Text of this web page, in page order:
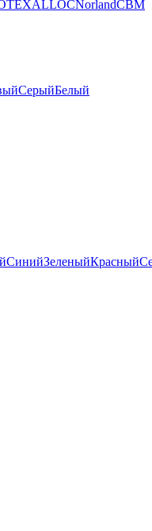
ALLOCNorlandCBM
СерыйБелый
СинийЗеленыйКрасный